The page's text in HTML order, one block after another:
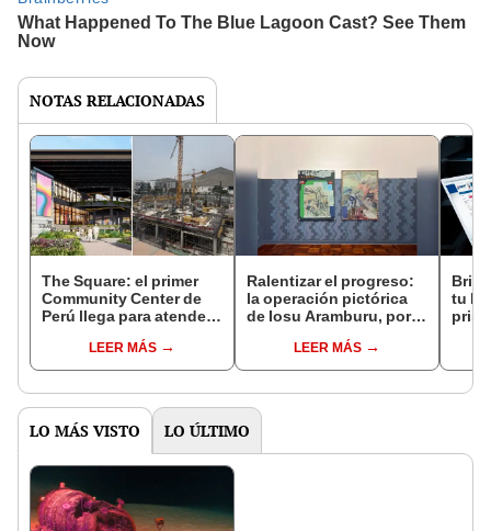
NOTAS RELACIONADAS
The Square: el primer
Community Center de
Perú llega para atender
usuarios diarios y
transformar el concepto
LEER MÁS
Ralentizar el progreso:
la operación pictórica
de Iosu Aramburu, por
LEER MÁS
tu
su
LO MÁS VISTO LO ÚLTIMO